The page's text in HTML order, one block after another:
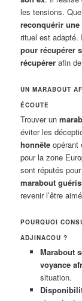
les tensions.
reconquérir une
rituel est
pour récupérer
récupérer afin
UN MARABOUT
ÉCOUTE
Trouver un
éviter les
honnête opérant
pour la zone
sont réputés
marabout
revenir l’être
POURQUOI
ADJINACOU ?
Marabout
voyance
situation.